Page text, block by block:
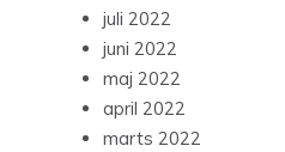
juli 2022
juni 2022
maj 2022
april 2022
marts 2022